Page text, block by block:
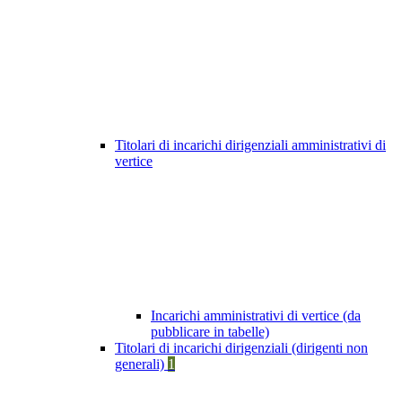
Titolari di incarichi dirigenziali amministrativi di
vertice
Incarichi amministrativi di vertice (da
pubblicare in tabelle)
Titolari di incarichi dirigenziali (dirigenti non
generali) 1